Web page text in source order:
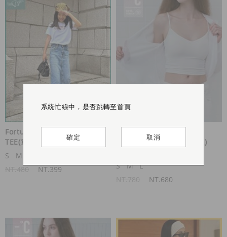
Fortune cookie 品牌公益
TEE(童)
S
M
NT.399
MIT集中爆乳
BraTop(UPF50+防曬/涼感)
S M
L
NT.680
系統忙線中，是否跳轉至首頁
確定 取消
系統忙線中，是否跳轉至首頁
確定 取消
系統忙線中，是否跳轉至首頁
確定 取消
系統忙線中，是否跳轉至首頁
確定 取消